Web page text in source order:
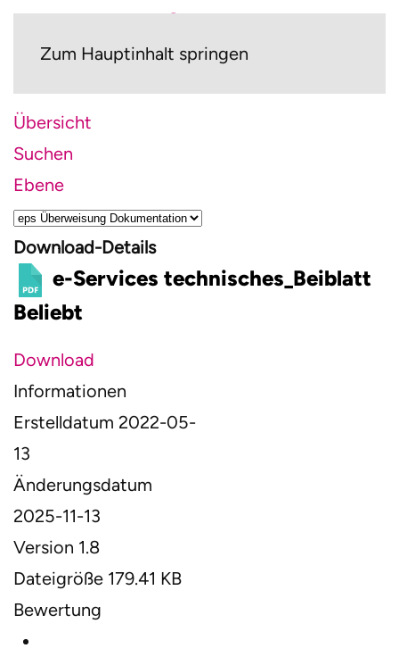
Zum Hauptinhalt springen
Übersicht
Suchen
Ebene
Download-Details
e-Services technisches_Beiblatt
Beliebt
Download
Informationen
Erstelldatum 2022-05-
13
Änderungsdatum
2025-11-13
Version 1.8
Dateigröße 179.41 KB
Bewertung